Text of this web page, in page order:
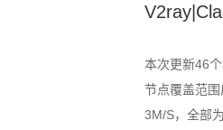
本次更新46
节点覆盖范
3M/S，全部